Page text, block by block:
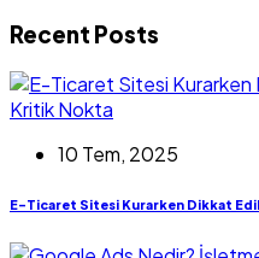
Recent Posts
10 Tem, 2025
E-Ticaret Sitesi Kurarken Dikkat